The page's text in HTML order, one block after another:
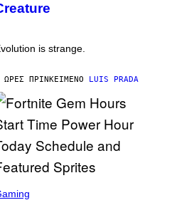
is strange.
ΏΡΕΣ ΠΡΙΝΚΕΊΜΕΝΟ LUIS PRADA